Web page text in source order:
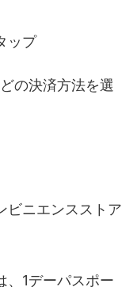
ップ
の決済方法を選
ビニエンスストア
、1デーパスポー